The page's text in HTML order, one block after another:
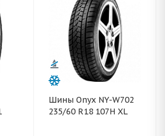
Шины Onyx NY-W702
235/60 R18 107H XL